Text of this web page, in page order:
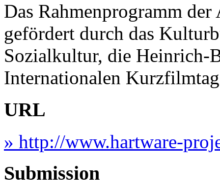
Das Rahmenprogramm
gefördert durch das
Sozialkultur, die
Internationalen
URL
» http://www.hartware-
Submission